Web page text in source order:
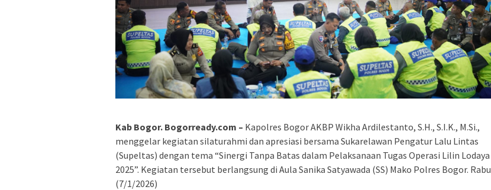
Kab Bogor. Bogorready.com – Kapolres Bogor AKBP Wikha Ardilestanto, S.H., S.I.K., M.Si.,
menggelar kegiatan silaturahmi dan apresiasi bersama Sukarelawan Pengatur Lalu Lintas
(Supeltas) dengan tema “Sinergi Tanpa Batas dalam Pelaksanaan Tugas Operasi Lilin Lodaya
2025”. Kegiatan tersebut berlangsung di Aula Sanika Satyawada (SS) Mako Polres Bogor. Rabu
(7/1/2026)